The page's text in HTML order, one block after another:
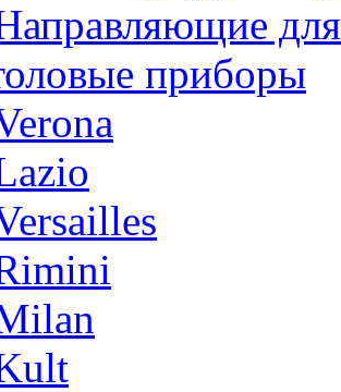
приборы